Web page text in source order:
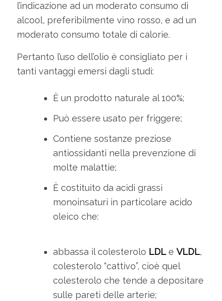
l’indicazione ad un moderato consumo di
alcool, preferibilmente vino rosso, e ad un
moderato consumo totale di calorie.
Pertanto l’uso dell’olio è consigliato per i
tanti vantaggi emersi dagli studi:
È un prodotto naturale al 100%;
Può essere usato per friggere;
Contiene sostanze preziose
antiossidanti nella prevenzione di
molte malattie;
È costituito da acidi grassi
monoinsaturi in particolare acido
oleico che:
abbassa il colesterolo LDLe VLDL,
colesterolo “cattivo”, cioè quel
colesterolo che tende a depositare
sulle pareti delle arterie;